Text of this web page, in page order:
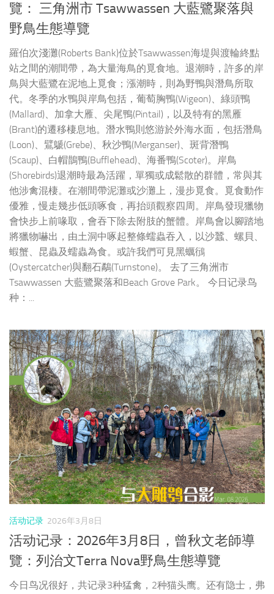
覽： 三角洲市 Tsawwassen 大藍鷺聚落與
野鳥生態導覽
羅伯次淺灘(Roberts Bank)位於Tsawwassen海堤與渡輪終點
站之間的潮間帶，為大量海鳥的覓食地。退潮時，許多的岸
鳥與大藍鷺在泥地上覓食；漲潮時，則為野鴨與潛鳥所取
代。冬季的水鴨與岸鳥包括，葡萄胸鴨(Wigeon)、綠頭鴨
(Mallard)、加拿大雁、尖尾鴨(Pintail)，以及特有的黑雁
(Brant)的遷移棲息地。潛水鴨則悠游於外海水面，包括潛鳥
(Loon)、鷿鷈(Grebe)、秋沙鴨(Merganser)、斑背潛鴨
(Scaup)、白帽鵲鴨(Bufflehead)、海番鴨(Scoter)。岸鳥
(Shorebirds)退潮時最為活躍，單獨或成鬆散的群體，常與其
他涉禽混棲。在潮間帶泥灘或沙灘上，漫步覓食。覓食動作
優雅，慢走幾步低頭啄食，再抬頭觀察四周。岸鳥發現獵物
會快步上前喙取，會吞下除去附肢的蟹體。岸鳥會以腳踏地
將獵物嚇出，由土洞中啄起整條蠕蟲吞入，以沙蠶、螺貝、
蝦蟹、昆蟲及蠕蟲為食。或許我們可見黑蠣鴴
(Oystercatcher)與翻石鷸(Turnstone)。 去了三角洲市
Tsawwassen 大藍鷺聚落和Beach Grove Park。 今日记录鸟
种：...
活动记录 2026年3月8日
活动记录：2026年3月8日，曾秋文老師導
覽：列治文Terra Nova野鳥生態導覽
今日鸟况很好，共记录3种猛禽，2种猫头鹰。还有隐士，弗